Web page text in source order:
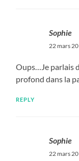
Sophie
22 mars
Oups…Je parlais
profond dans la
REPLY
Sophie
22 mars